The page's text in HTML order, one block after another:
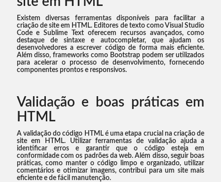
Existem diversas ferramentas disponíveis para facilitar a
criação de site em HTML. Editores de texto como Visual Studio
Code e Sublime Text oferecem recursos avançados, como
destaque de sintaxe e autocompletar, que ajudam os
desenvolvedores a escrever código de forma mais eficiente.
Além disso, frameworks como Bootstrap podem ser utilizados
para acelerar o processo de desenvolvimento, fornecendo
componentes prontos e responsivos.
Validação e boas práticas em
HTML
A validação do código HTML é uma etapa crucial na criação de
site em HTML. Utilizar ferramentas de validação ajuda a
identificar erros e garantir que o código esteja em
conformidade com os padrões da web. Além disso, seguir boas
práticas, como manter o código limpo e organizado, utilizar
comentários e otimizar imagens, contribui para um site mais
eficiente e de fácil manutenção.